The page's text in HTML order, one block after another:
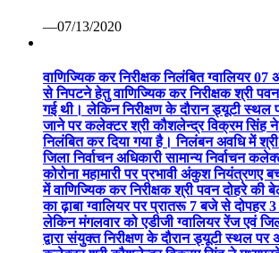
—07/13/2020
वाणिज्यिक कर निरीक्षक निलंबित ग्वालियर 07
से निपटने हेतु वाणिज्यिक कर निरीक्षक श्री
गई थी। लेकिन निरीक्षण के दौरान ड्यूटी स्थल
जाने पर कलेक्टर श्री कौशलेन्द्र विक्रम सिंह
निलंबित कर दिया गया है। निलंबन अवधि में
जिला निर्वाचन अधिकारी सामान्य निर्वाचन
कोरोना महामारी पर प्रभावी अंकुश नियंत्रणए
में वाणिज्यिक कर निरीक्षक श्री पवन दोहरे की
का ढ़ाबा ग्वालियर पर प्रातरू 7 बजे से दोपहर
लेकिन मंगलवार को एडीजी ग्वालियर रेंज एवं
द्वारा संयुक्त निरीक्षण के दौरान ड्यूटी स्थल